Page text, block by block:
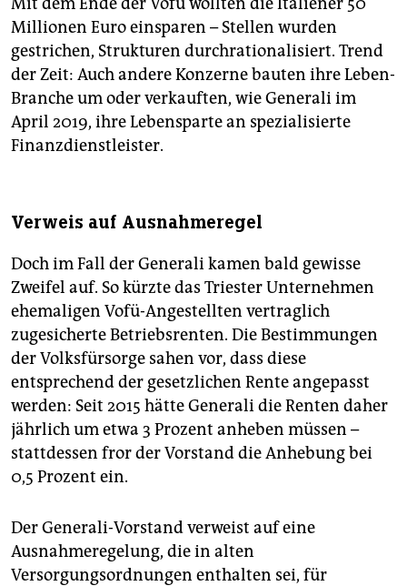
Millionen Euro einsparen – Stellen wurden
gestrichen, Strukturen durchrationalisiert. Trend
der Zeit: Auch andere Konzerne bauten ihre Leben-
Branche um oder verkauften, wie Generali im
April 2019, ihre Lebensparte an spezialisierte
Finanzdienstleister.
Verweis auf Ausnahmeregel
Doch im Fall der Generali kamen bald gewisse
Zweifel auf. So kürzte das Triester Unternehmen
ehemaligen Vofü-Angestellten vertraglich
zugesicherte Betriebsrenten. Die Bestimmungen
der Volksfürsorge sahen vor, dass diese
entsprechend der gesetzlichen Rente angepasst
werden: Seit 2015 hätte Generali die Renten daher
jährlich um etwa 3 Prozent anheben müssen –
stattdessen fror der Vorstand die Anhebung bei
0,5 Prozent ein.
Der Generali-Vorstand verweist auf eine
Ausnahmeregelung, die in alten
Versorgungsordnungen enthalten sei, für